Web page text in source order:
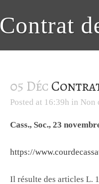
Contrat
05 Déc
Posted at 16:39h in Non
Cass., Soc., 23
https://
Il résulte des articles L.